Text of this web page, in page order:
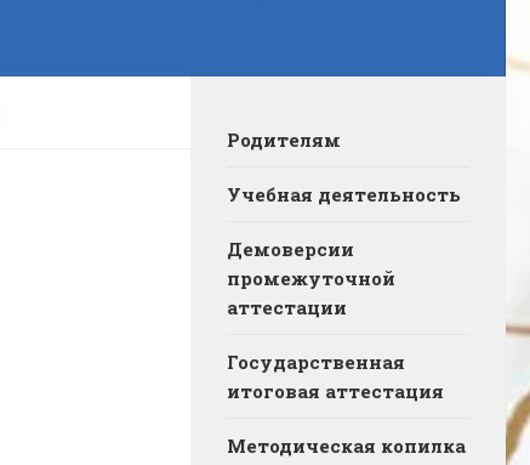
Родителям
Учебная деятельность
Демоверсии
промежуточной
аттестации
Государственная
итоговая аттестация
Методическая копилка